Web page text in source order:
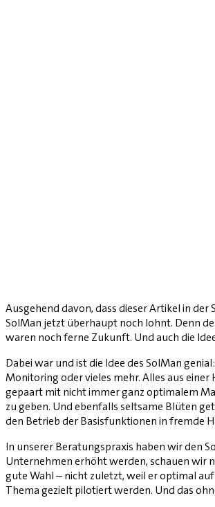
Ausgehend davon, dass dieser Artikel in
SolMan jetzt überhaupt noch lohnt. Denn
waren noch ferne Zukunft. Und auch die
Dabei war und ist die Idee des SolMan
Monitoring oder vieles mehr. Alles aus
gepaart mit nicht immer ganz optimalem
zu geben. Und ebenfalls seltsame Blüten
den Betrieb der Basisfunktionen in fremde
In unserer Beratungspraxis haben wir den
Unternehmen erhöht werden, schauen wir
gute Wahl – nicht zuletzt, weil er optimal
Thema gezielt pilotiert werden. Und das